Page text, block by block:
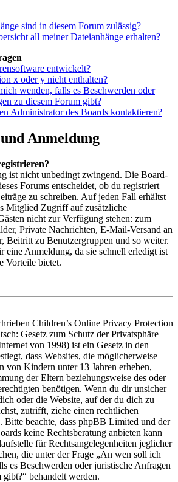
sind in diesem Forum zulässig?
all meiner Dateianhänge erhalten?
entwickelt?
x oder y nicht enthalten?
wenden, falls es Beschwerden oder
zu diesem Forum gibt?
Administrator des Boards kontaktieren?
Anmeldung
ist nicht unbedingt zwingend. Die Board-
Forums entscheidet, ob du registriert
zu schreiben. Auf jeden Fall erhältst
Mitglied Zugriff auf zusätzliche
nicht zur Verfügung stehen: zum
Private Nachrichten, E-Mail-Versand an
Beitritt zu Benutzergruppen und so weiter.
eine Anmeldung, da sie schnell erledigt ist
Vorteile bietet.
Children’s Online Privacy Protection
Gesetz zum Schutz der Privatsphäre
von 1998) ist ein Gesetz in den
dass Websites, die möglicherweise
von Kindern unter 13 Jahren erheben,
der Eltern beziehungsweise des oder
benötigen. Wenn du dir unsicher
oder die Website, auf der du dich zu
zutrifft, ziehe einen rechtlichen
Bitte beachte, dass phpBB Limited und der
keine Rechtsberatung anbieten kann
für Rechtsangelegenheiten jeglicher
die unter der Frage „An wen soll ich
es Beschwerden oder juristische Anfragen
gibt?“ behandelt werden.